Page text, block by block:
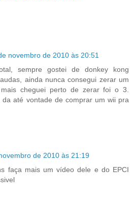
novembro de 2010 às 20:51
sempre gostei de donkey kong
ainda nunca consegui zerar um
cheguei perto de zerar foi o 3.
da até vontade de comprar um wii pra
de 2010 às 21:19
faça mais um vídeo dele e do EPCI